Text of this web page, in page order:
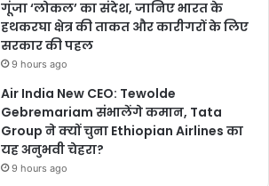
गूंजा ‘लोकल’ का संदेश, जानिए भारत के
हथकरघा क्षेत्र की ताकत और कारीगरों के लिए
सरकार की पहल
9 hours ago
Air India New CEO: Tewolde
Gebremariam संभालेंगे कमान, Tata
Group ने क्यों चुना Ethiopian Airlines का
यह अनुभवी चेहरा?
9 hours ago